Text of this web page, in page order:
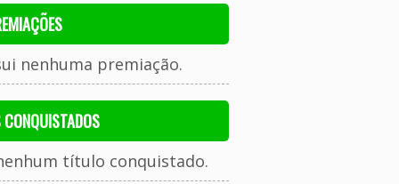
nenhuma premiação.
título conquistado.